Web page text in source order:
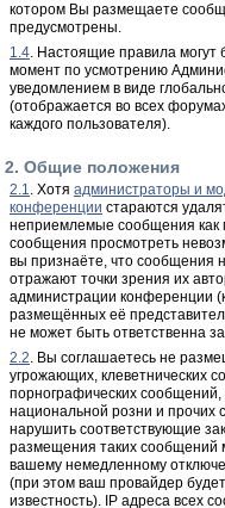
котором Вы размещаете
предусмотрены.
1.4. Настоящие правила
момент по усмотрению
уведомлением в виде
(отображается во всех
каждого пользователя).
2. Общие положения
2.1. Хотя администраторы и
конференции стараются
неприемлемые сообщения как
сообщения просмотреть
вы признаёте, что сообщения
отражают точки зрения их
администрации конференции
размещённых её
не может быть ответственна
2.2. Вы соглашаетесь не
угрожающих, клеветнических
порнографических сообщений,
национальной розни и прочих
нарушить соответствующие
размещения таких сообщений
вашему немедленному
(при этом ваш провайдер
известность). IP адреса всех